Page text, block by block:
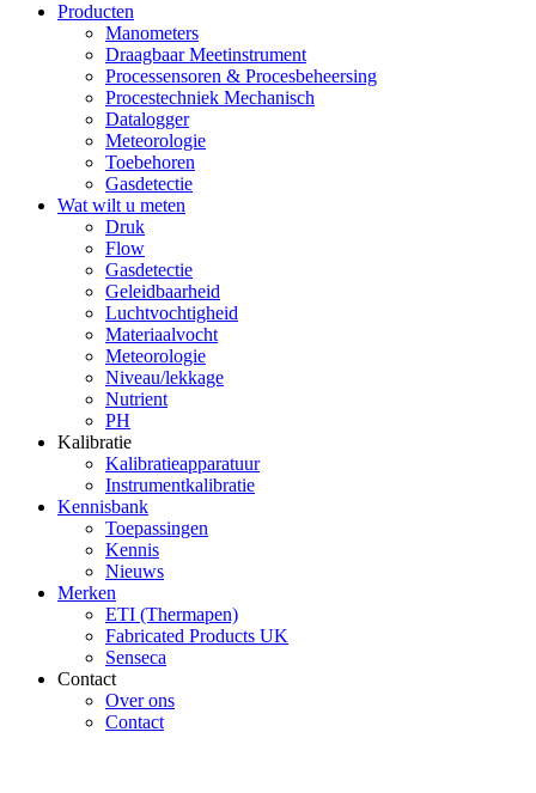
Producten
Manometers
Draagbaar Meetinstrument
Processensoren & Procesbeheersing
Procestechniek Mechanisch
Datalogger
Meteorologie
Toebehoren
Gasdetectie
Wat wilt u meten
Druk
Flow
Gasdetectie
Geleidbaarheid
Luchtvochtigheid
Materiaalvocht
Meteorologie
Niveau/lekkage
Nutrient
PH
Kalibratie
Kalibratieapparatuur
Instrumentkalibratie
Kennisbank
Toepassingen
Kennis
Nieuws
Merken
ETI (Thermapen)
Fabricated Products UK
Senseca
Contact
Over ons
Contact